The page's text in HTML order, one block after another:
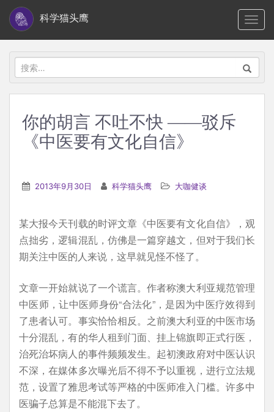
i
科学猫头鹰
搜
索：
你的胡言 不吐不快 ——驳斥
《中医要有文化自信》
2013年9月30日 科学猫头鹰 大咖健谈
某大报今天刊载的时评文章《中医要有文化自信》，观
点拙劣，逻辑混乱，仿佛是一篇穿越文，但对于我们长
期关注中医的人来说，这早就见怪不怪了。
文章一开始就说了一个谎言。作者称澳大利亚规范管理
中医师，让中医师身份“合法化”，是因为中医疗效得到
了患者认可。事实恰恰相反。之前澳大利亚的中医市场
十分混乱，有的华人租到门面、挂上锦旗即正式行医，
治死治坏病人的事件频频发生。起初澳政府对中医认识
不深，在媒体多次曝光后不得不予以重视，进行立法规
范，设置了雅思考试等严格的中医师准入门槛。许多中
医骗子总算是不能混下去了。